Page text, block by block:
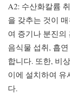
A2: 수산화칼륨
을 갖추는 것이
여 증기나 분진의
음식물 섭취, 흡
합니다. 또한, 비
이에 설치하여 유
다.